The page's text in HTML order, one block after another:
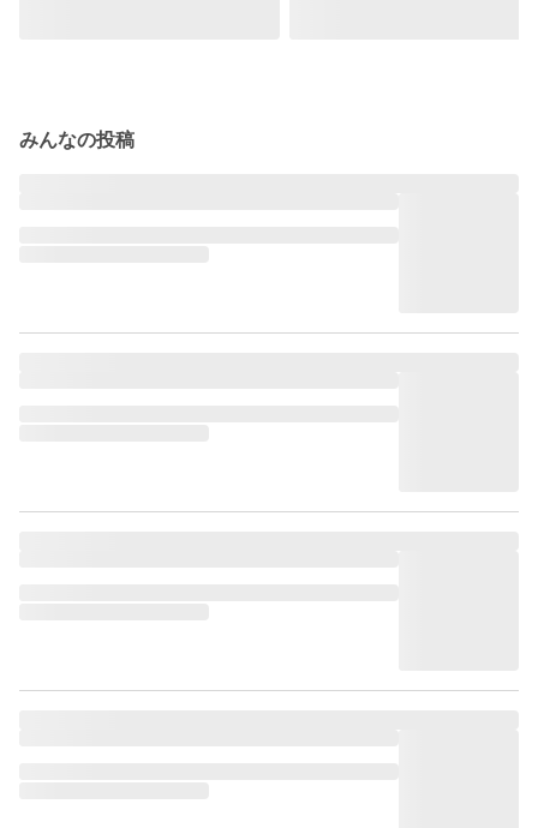
みんなの投稿